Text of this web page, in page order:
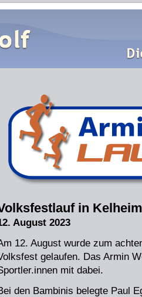
in Kelheim
August 2023
12. August wurde zum
gelaufen. Das Armin
mit dabei.
den Bambinis belegte Paul